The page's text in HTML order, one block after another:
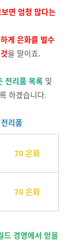
면 엄청 많다는
게 은화를 벌수
을 말이죠.
전리품 목록 및
하겠습니다.
리품
70 은화
70 은화
경영에서 얻을